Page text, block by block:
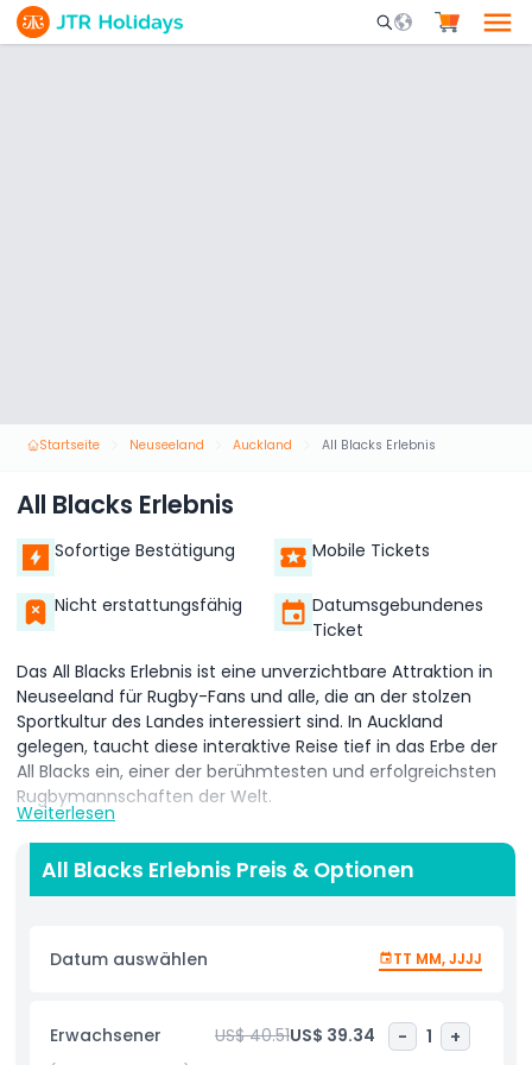
Mobile Search
Startseite Neuseeland Auckland All Blacks Erlebnis
All Blacks Erlebnis
Sofortige Bestätigung Mobile Tickets
Nicht erstattungsfähig
Datumsgebundenes
Ticket
Das All Blacks Erlebnis ist eine unverzichtbare Attraktion in
Neuseeland für Rugby-Fans und alle, die an der stolzen
Sportkultur des Landes interessiert sind. In Auckland
gelegen, taucht diese interaktive Reise tief in das Erbe der
All Blacks ein, einer der berühmtesten und erfolgreichsten
Rugbymannschaften der Welt.
Betreten Sie die Welt des neuseeländischen Rugbys,
während Sie die Geschichte des Teams, legendäre Spieler
und ikonische Momente erkunden. Spüren Sie die Kraft des
über seine kulturelle Bedeutung. Durch modernste
Bilder erweckt das All Blacks Erlebnis die Leidenschaft und
das Können zum Leben, die dieses Team auszeichnen.
Weiterlesen
All Blacks Erlebnis Preis & Optionen
Datum auswählen TT MM, JJJJ
Erwachsener US$ 40.51US$ 39.34 - 1 +